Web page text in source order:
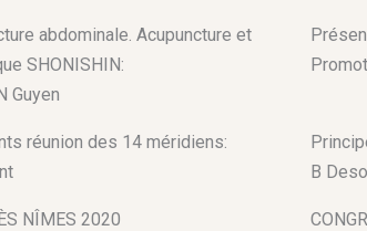
abdominale. Acupuncture et
SHONISHIN:
Guyen
réunion des 14 méridiens:
B
NÎMES 2020